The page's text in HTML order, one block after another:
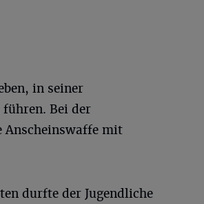
in seiner
Bei der
Anscheinswaffe mit
durfte der Jugendliche